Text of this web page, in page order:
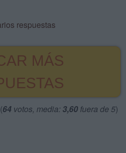
respuestas
MÁS
(64 votos, media: 3,60 fuera de 5)